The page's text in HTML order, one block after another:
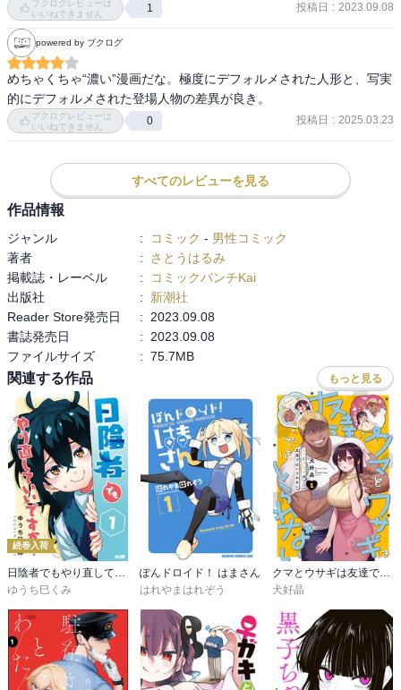
主人公は42歳の独身男性サラリーマン。
高収入でリッチな食事を嗜み誰もが羨むマンションで暮らしながら
も、趣味も楽しみも無く心に虚しさを抱えたおじさんです。
そんなおじさんがある日ヤフオクで目にしたドールちゃんに一目惚
れし、何も分からぬままドールオーナーデビューしちゃうストーリ
ー！
本当に面白いので多くの人に読んで欲しいです！！
ブクログレビューは
いいねできません
1 投稿日 : 2023.09.08
powered by ブクログ
めちゃくちゃ“濃い”漫画だな。極度にデフォルメされた人形と、写実
的にデフォルメされた登場人物の差異が良き。
ブクログレビューは
いいねできません
0 投稿日 : 2025.03.23
すべてのレビューを見る
作品情報
ジャンル : コミック - 男性コミック
著者
:
さとうはるみ
掲載誌・レーベル
:
コミックバンチKai
出版社
:
新潮社
Reader Store発売日
:
2023.09.08
書誌発売日
:
2023.09.08
ファイルサイズ
: 75.7MB
関連する作品 もっと見る
続巻入荷
日陰者でもやり直していいですか？
ゆうち巳くみ
ぽんドロイド！ はまさん
はれやまはれぞう
クマとウサギは友達ではいられない
犬好晶